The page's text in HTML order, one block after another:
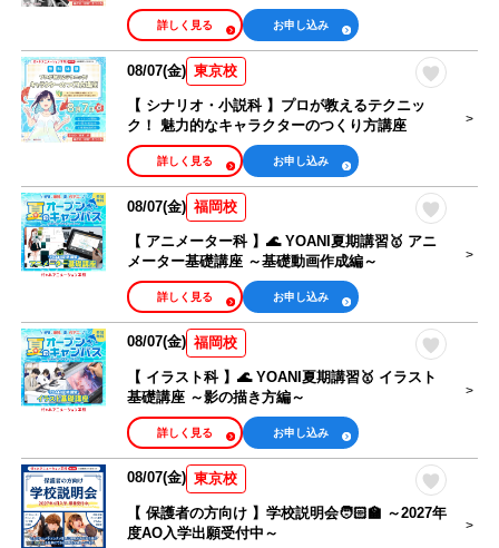
お申し込み
詳しく見る
08/07(金) 東京校
【 シナリオ・小説科 】プロが教えるテクニッ
ク！ 魅力的なキャラクターのつくり方講座
お申し込み
詳しく見る
08/07(金) 福岡校
【 アニメーター科 】🌊 YOANI夏期講習🥇 アニ
メーター基礎講座 ～基礎動画作成編～
お申し込み
詳しく見る
08/07(金) 福岡校
【 イラスト科 】🌊 YOANI夏期講習🥇 イラスト
基礎講座 ～影の描き方編～
お申し込み
詳しく見る
08/07(金) 東京校
【 保護者の方向け 】学校説明会🧑🏻‍🏫 ～2027年
度AO入学出願受付中～